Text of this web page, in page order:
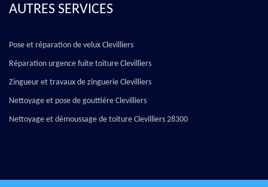
AUTRES SERVICES
Pose et réparation de velux Clevilliers
Réparation urgence fuite toiture Clevilliers
Zingueur et travaux de zinguerie Clevilliers
Nettoyage et pose de gouttière Clevilliers
Nettoyage et démoussage de toiture Clevilliers 28300